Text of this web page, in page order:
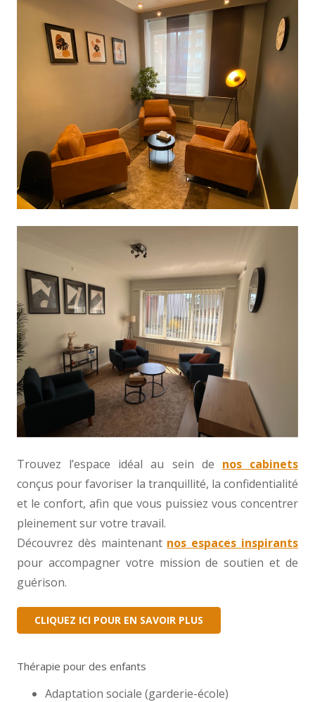
Trouvez l’espace idéal au sein de nos cabinets
conçus pour favoriser la tranquillité, la confidentialité
et le confort, afin que vous puissiez vous concentrer
pleinement sur votre travail.
Découvrez dès maintenant nos espaces inspirants
pour accompagner votre mission de soutien et de
guérison.
CLIQUEZ ICI POUR EN SAVOIR PLUS
Thérapie pour des enfants
Adaptation sociale (garderie-école)